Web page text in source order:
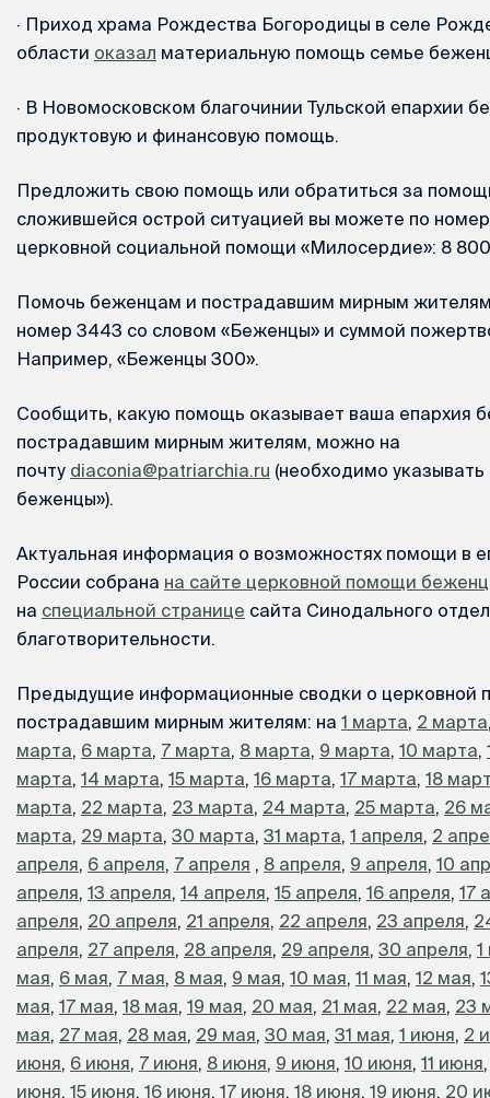
· Приход храма Рождества Богородицы в селе
области оказал материальную помощь семье
· В Новомосковском благочинии Тульской епархии
продуктовую и финансовую помощь.
Предложить свою помощь или обратиться за
сложившейся острой ситуацией вы можете по
церковной социальной помощи «Милосердие»: 8
Помочь беженцам и пострадавшим мирным
номер 3443 со словом «Беженцы» и суммой
Например, «Беженцы 300».
Сообщить, какую помощь оказывает ваша епархия
пострадавшим мирным жителям, можно на
почту diaconia@patriarchia.ru (необходимо
беженцы»).
Актуальная информация о возможностях помощи в
России собрана на сайте церковной помощи
на специальной странице сайта Синодального
благотворительности.
Предыдущие информационные сводки о церковной
пострадавшим мирным жителям: на 1 марта, 2 марта
марта, 6 марта, 7 марта, 8 марта, 9 марта, 10 марта,
марта, 14 марта, 15 марта, 16 марта, 17 марта, 18
марта, 22 марта, 23 марта, 24 марта, 25 марта, 26
марта, 29 марта, 30 марта, 31 марта, 1 апреля, 2
апреля, 6 апреля, 7 апреля , 8 апреля, 9 апреля, 10
апреля, 13 апреля, 14 апреля, 15 апреля, 16 апреля, 17
апреля, 20 апреля, 21 апреля, 22 апреля, 23 апреля,
апреля, 27 апреля, 28 апреля, 29 апреля, 30 апреля, 1
мая, 6 мая, 7 мая, 8 мая, 9 мая, 10 мая, 11 мая, 12 мая,
мая, 17 мая, 18 мая, 19 мая, 20 мая, 21 мая, 22 мая, 23
мая, 27 мая, 28 мая, 29 мая, 30 мая, 31 мая, 1 июня, 2
июня, 6 июня, 7 июня, 8 июня, 9 июня, 10 июня, 11 июня
июня, 15 июня, 16 июня, 17 июня, 18 июня, 19 июня, 20